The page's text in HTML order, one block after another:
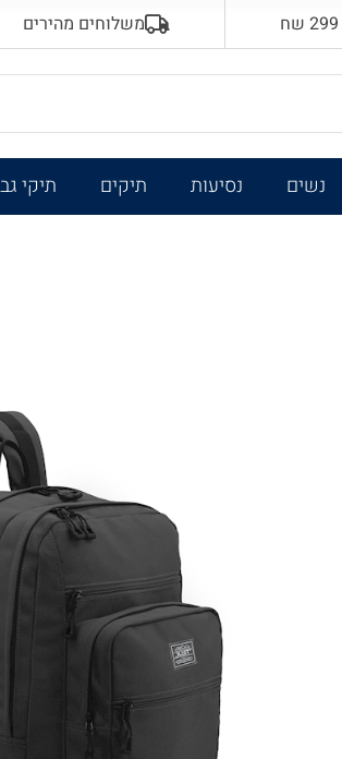
משלוחים מהירים
נשים נסיעות תיקים
תיקי גב